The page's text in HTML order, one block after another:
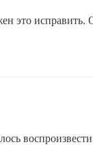
это
воспроизвести